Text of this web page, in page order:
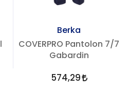
Berka
COVERPRO Pantolon 7/7
Gabardin
574,29